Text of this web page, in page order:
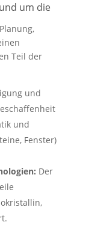
um die
Teil der
und
und
Fenster)
Der